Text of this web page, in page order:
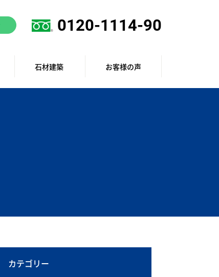
0120-1114-90
石材建築 お客様の声
カテゴリー